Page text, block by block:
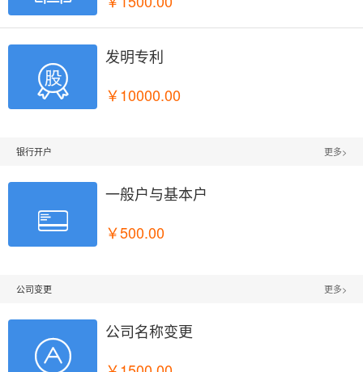

发明专利
￥10000.00
银行开户 更多>

一般户与基本户
￥500.00
公司变更 更多>

公司名称变更